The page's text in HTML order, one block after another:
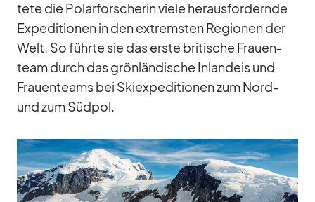
tete die Po­lar­for­sche­rin viele her­aus­for­dernde
Ex­pe­di­tio­nen in den ex­trems­ten Re­gio­nen der
Welt. So führte sie das erste bri­ti­sche Frau­en­
team durch das grön­län­di­sche In­land­eis und
Frau­en­teams bei Ski­ex­pe­di­tio­nen zum Nord-
und zum Süd­pol.